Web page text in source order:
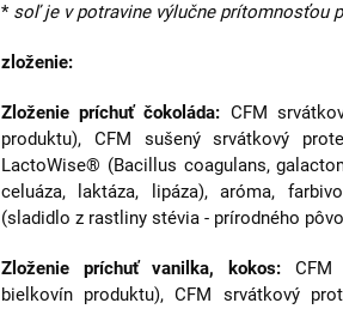
* soľ je v potravine výlučne prítomnosťou
zloženie:
Zloženie príchuť čokoláda: CFM
produktu), CFM sušený srvátkový
LactoWise® (Bacillus coagulans,
celuáza, laktáza, lipáza), aróma,
(sladidlo z rastliny stévia - prírodného
Zloženie príchuť vanilka, kokos: CFM
bielkovín produktu), CFM srvátkový